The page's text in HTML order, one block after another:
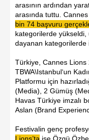
arasının ardından
arasında tuttu.
bin 74 başvuru
kategorilerde
dayanan kategorilerde
Türkiye, Cannes Lions
TBWA\Istanbul‘un
Platformu için
(Media), 2 Gümüş
Havas Türkiye imzalı
Aslan (Brand
Festivalin genç